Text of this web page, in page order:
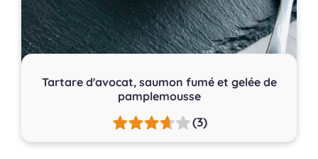
Tartare d'avocat, saumon fumé et gelée de
pamplemousse
(3)